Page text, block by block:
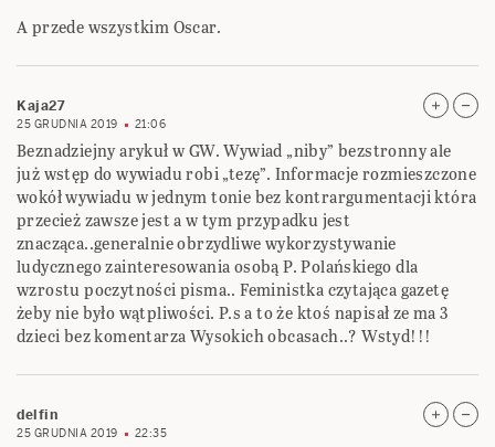
A przede wszystkim Oscar.
Kaja27
25 GRUDNIA 2019 21:06
Beznadziejny arykuł w GW. Wywiad „niby” bezstronny ale
już wstęp do wywiadu robi „tezę”. Informacje rozmieszczone
wokół wywiadu w jednym tonie bez kontrargumentacji która
przecież zawsze jest a w tym przypadku jest
znacząca..generalnie obrzydliwe wykorzystywanie
ludycznego zainteresowania osobą P. Polańskiego dla
wzrostu poczytności pisma.. Feministka czytająca gazetę
żeby nie było wątpliwości. P.s a to że ktoś napisał ze ma 3
dzieci bez komentarza Wysokich obcasach..? Wstyd!!!
delfin
25 GRUDNIA 2019 22:35